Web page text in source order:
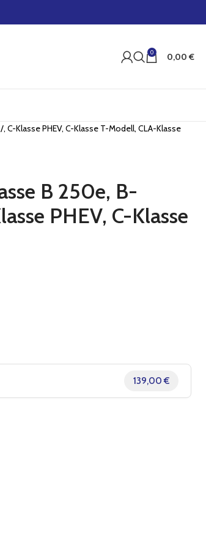
0 0,00 €
Klasse PHEV, C-Klasse T-Modell, CLA-Klasse
B 250e, B-
PHEV, C-Klasse
139,00 €